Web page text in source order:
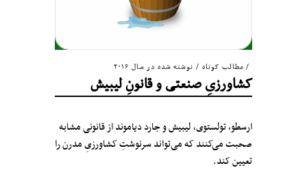
مطالب کوتاه / نوشته شده در سال ۲۰۱۶
کشاورزیِ صنعتی و قانونِ لیبیش
ارسطو، تولستوی، لیبیش و جارد دیاموند از قانونی مشابه
صحبت می‌کنند که می‌تواند سرنوشتِ کشاورزیِ مدرن را
تعیین کند.